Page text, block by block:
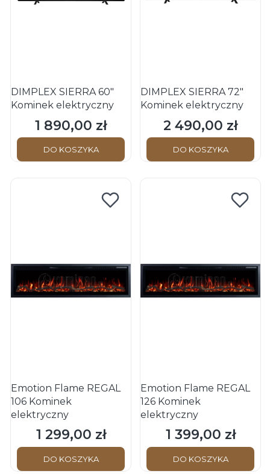
DIMPLEX SIERRA 60"
Kominek elektryczny
Cena
1 890,00 zł
DO KOSZYKA
DIMPLEX SIERRA 72"
Kominek elektryczny
Cena
2 490,00 zł
DO KOSZYKA
Emotion Flame REGAL
106 Kominek
elektryczny
Cena
1 299,00 zł
DO KOSZYKA
Emotion Flame REGAL
126 Kominek
elektryczny
Cena
1 399,00 zł
DO KOSZYKA